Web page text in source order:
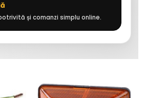
și comanzi simplu online.